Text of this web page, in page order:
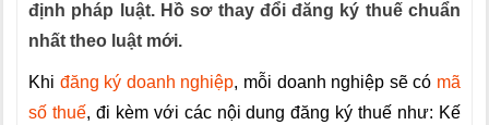
định pháp luật. Hồ sơ thay đổi đăng ký thuế chuẩn
nhất theo luật mới.
Khi đăng ký doanh nghiệp, mỗi doanh nghiệp sẽ có mã
số thuế, đi kèm với các nội dung đăng ký thuế như: Kế